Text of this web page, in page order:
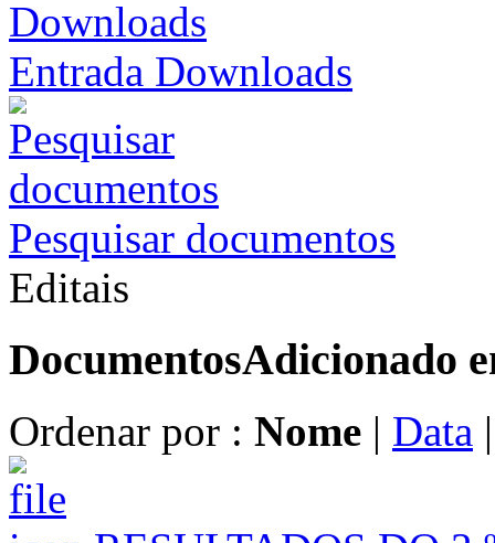
Entrada Downloads
Pesquisar documentos
Editais
DocumentosAdicionado
Ordenar por : Nome | Data